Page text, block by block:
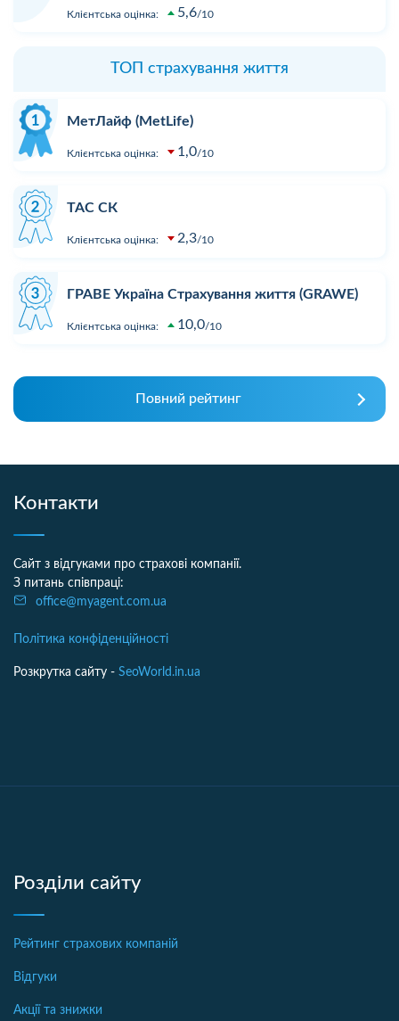
Клієнтська оцінка: 5,6 10
ТОП страхування життя
МетЛайф (MetLife)
Клієнтська оцінка: 1,0 10
ТАС СК
Клієнтська оцінка: 2,3 10
ГРАВЕ Україна Страхування життя (GRAWE)
Клієнтська оцінка: 10,0 10
Повний рейтинг
Контакти
Сайт з відгуками про страхові компанії.
З питань співпраці:
office@myagent.com.ua
Політика конфіденційності
Розкрутка сайту - SeoWorld.in.ua
Розділи сайту
Рейтинг страхових компаній
Відгуки
Акції та знижки